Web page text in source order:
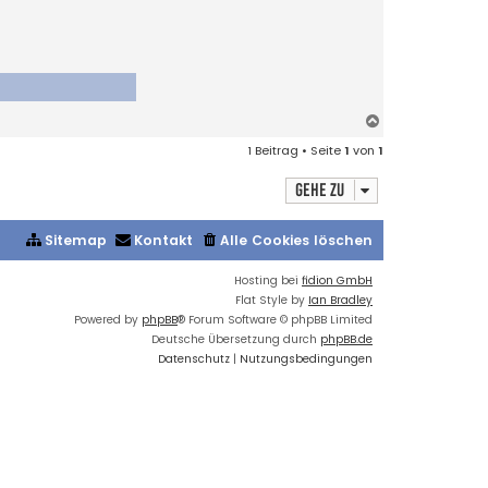
b
n
1 Beitrag • Seite1 von 1
Gehe zu
Alle Cookies löschen
Kontakt
Sitemap
Hosting bei fidion GmbH
Flat Style by Ian Bradley
Powered by phpBB® Forum Software © phpBB Limited
Deutsche Übersetzung durch phpBB.de
Datenschutz | Nutzungsbedingungen